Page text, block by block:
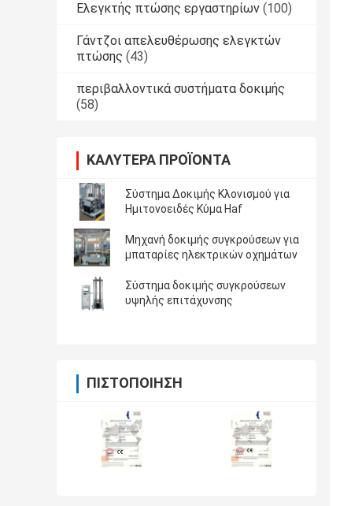
Ελεγκτής πτώσης εργαστηρίων (100)
Γάντζοι απελευθέρωσης ελεγκτών
πτώσης (43)
περιβαλλοντικά συστήματα δοκιμής
(58)
ΚΑΛΎΤΕΡΑ ΠΡΟΪΌΝΤΑ
Σύστημα Δοκιμής Κλονισμού για
Ημιτονοειδές Κύμα Haf
Μηχανή δοκιμής συγκρούσεων για
μπαταρίες ηλεκτρικών οχημάτων
Σύστημα δοκιμής συγκρούσεων
υψηλής επιτάχυνσης
ΠΙΣΤΟΠΟΊΗΣΗ